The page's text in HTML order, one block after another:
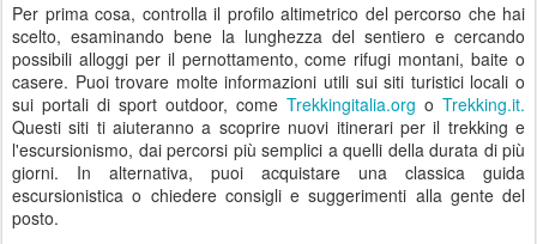
Per prima cosa, controlla il profilo altimetrico del percorso che hai
scelto, esaminando bene la lunghezza del sentiero e cercando
possibili alloggi per il pernottamento, come rifugi montani, baite o
casere. Puoi trovare molte informazioni utili sui siti turistici locali o
sui portali di sport outdoor, come Trekkingitalia.org o Trekking.it.
Questi siti ti aiuteranno a scoprire nuovi itinerari per il trekking e
l'escursionismo, dai percorsi più semplici a quelli della durata di più
giorni. In alternativa, puoi acquistare una classica guida
escursionistica o chiedere consigli e suggerimenti alla gente del
posto.